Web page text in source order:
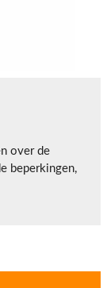
over de
beperkingen,